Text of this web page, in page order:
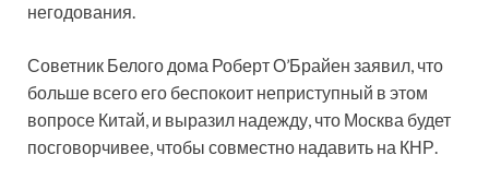
негодования.
Советник Белого дома Роберт О’Брайен заявил, что
больше всего его беспокоит неприступный в этом
вопросе Китай, и выразил надежду, что Москва будет
посговорчивее, чтобы совместно надавить на КНР.